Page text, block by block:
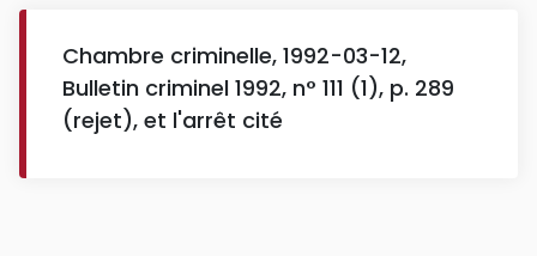
Chambre criminelle, 1992-03-12,
Bulletin criminel 1992, n° 111 (1), p. 289
(rejet), et l'arrêt cité